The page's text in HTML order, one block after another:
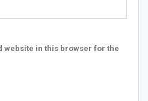
website in this browser for the